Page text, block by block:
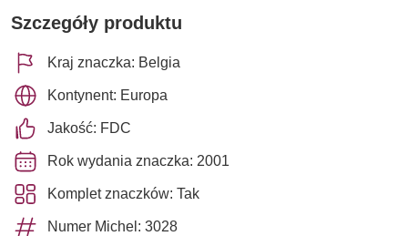
Szczegóły produktu
Kraj znaczka: Belgia
Kontynent: Europa
Jakość: FDC
Rok wydania znaczka: 2001
Komplet znaczków: Tak
Numer Michel: 3028